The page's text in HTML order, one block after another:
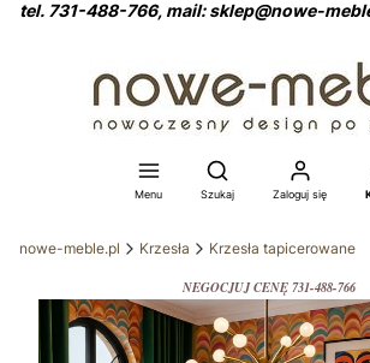
tel. 731-488-766, mail: sklep@nowe-
Menu
Otwórz wyszukiwarkę
Szukaj Zaloguj się
nowe-meble.pl Krzesła Krzesła tapicerowane
NEGOCJUJ CENĘ 731-488-766